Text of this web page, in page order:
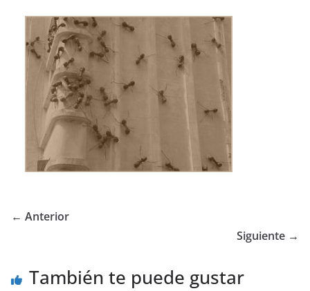
← Anterior
Siguiente →
También te puede gustar